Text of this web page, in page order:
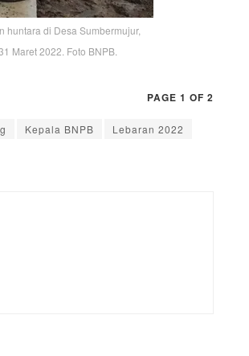
huntara di Desa Sumbermujur,
Maret 2022. Foto BNPB.
PAGE 1 OF 2
Kepala BNPB
Lebaran 2022